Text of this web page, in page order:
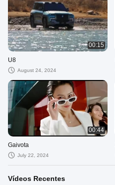
00:15
U8
August 24, 2024
00:44
Gaivota
July 22, 2024
Vídeos Recentes